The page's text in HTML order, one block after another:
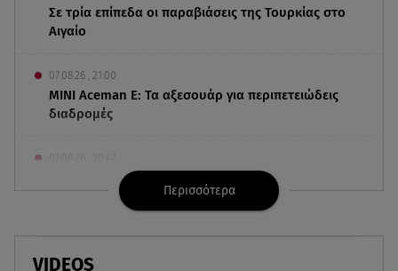
Σε τρία επίπεδα οι παραβιάσεις της Τουρκίας στο
Αιγαίο
07.08.26 , 21:00
MINI Aceman E: Τα αξεσουάρ για περιπετειώδεις
διαδρομές
Χανιά: Νεκρή βρέθηκε αγνοούμενη - Ξέφυγε από
αστυνομικούς που την εντόπισαν
07.08.26 , 20:18
Μυστράς: Κρίσιμος για το κατηγορητήριο ο
Περισσότερα
VIDEOS